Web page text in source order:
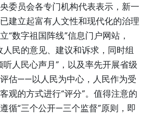
委员会各专门机构代表表示，新一
建立起富有人文性和现代化的治理
“数字祖国阵线”信息门户网站，
民的意见、建议和诉求，同时组
听人民心声月”，以及率先开展省级
估——以人民为中心，人民作为受
观的方式进行“评分”。值得注意的
循“三个公开—三个监督”原则，即